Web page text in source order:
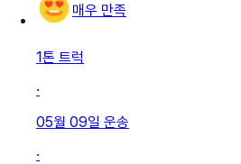
매우 만족
1톤 트럭
·
05월 09일 운송
·